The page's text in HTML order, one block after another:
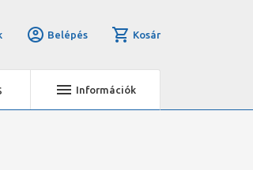
Belépés Kosár
Információk